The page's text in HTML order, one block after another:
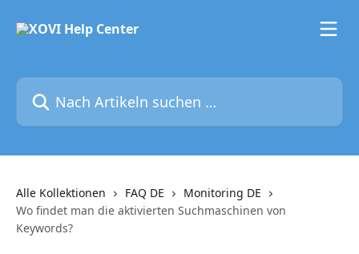
Nach Artikeln suchen …
Alle Kollektionen FAQ DE
Monitoring DE
Wo findet man die aktivierten Suchmaschinen von
Keywords?